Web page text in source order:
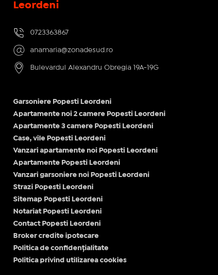
Leordeni
0723363867
anamaria@zonadesud.ro
Bulevardul Alexandru Obregia 19A-19G
Garsoniere Popesti Leordeni
Apartamente noi 2 camere Popesti Leordeni
Apartamente 3 camere Popesti Leordeni
Case, vile Popesti Leordeni
Vanzari apartamente noi Popesti Leordeni
Apartamente Popesti Leordeni
Vanzari garsoniere noi Popesti Leordeni
Strazi Popesti Leordeni
Sitemap Popesti Leordeni
Notariat Popesti Leordeni
Contact Popesti Leordeni
Broker credite ipotecare
Politica de confidențialitate
Politica privind utilizarea cookies